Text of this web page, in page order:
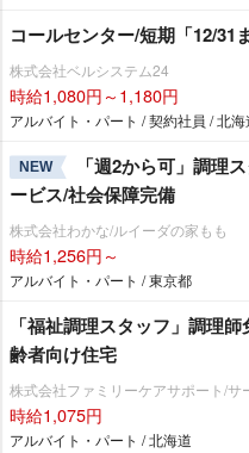
コールセンター/短期「12/31
株式会社ベルシステム24
時給1,080円～1,180円
アルバイト・パート / 契約社員 / 北海
NEW
「週2から可」調理
ービス/社会保障完備
株式会社わかな/ルイーダの家もも
時給1,256円～
アルバイト・パート / 東京都
「福祉調理スタッフ」調理
齢者向け住宅
株式会社ファミリーケアサポート/サ
時給1,075円
アルバイト・パート / 北海道